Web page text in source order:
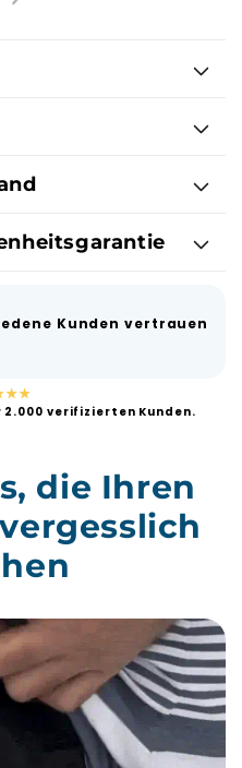
Kunden vertrauen
verifizierten Kunden.
die Ihren